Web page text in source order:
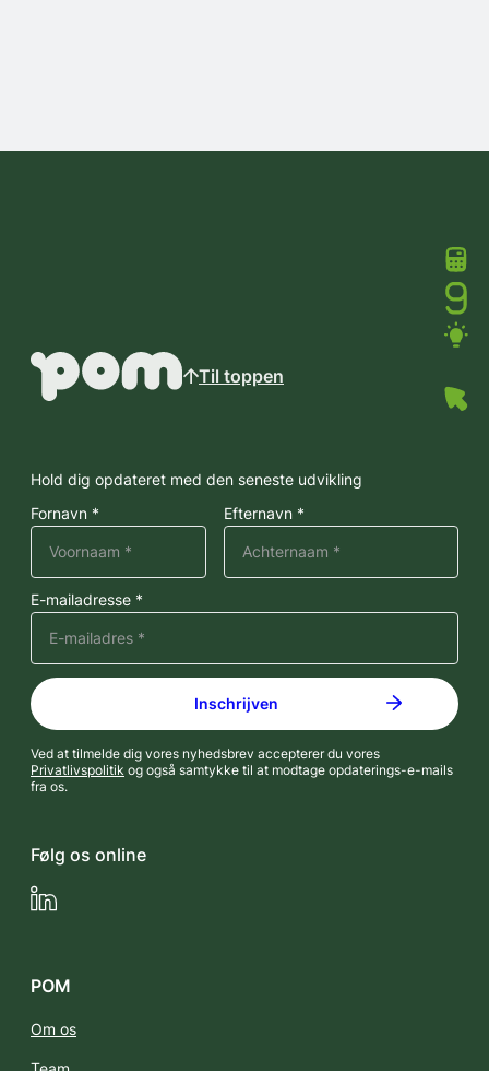
Til toppen
Hold dig opdateret med den seneste udvikling
Fornavn *
Efternavn *
E-mailadresse *
Ved at tilmelde dig vores nyhedsbrev accepterer du vores
Privatlivspolitik og også samtykke til at modtage opdaterings-e-mails
fra os.
Følg os online
LinkedIn
POM
Om os